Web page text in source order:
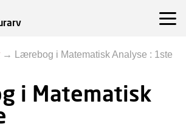
→
Lærebog i Matematisk Analyse : 1ste
i Matematisk